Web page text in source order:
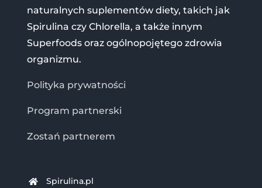
naturalnych suplementów diety, takich jak
Spirulina czy Chlorella, a także innym
Superfoods oraz ogólnopojętego zdrowia
organizmu.
Polityka prywatności
Program partnerski
Zostań partnerem
Spirulina.pl